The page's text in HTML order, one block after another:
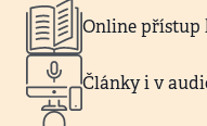
Online přístup
Články i v